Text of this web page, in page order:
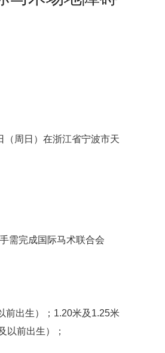
（周日）在浙江省宁波市天
需完成国际马术联合会
前出生）；1.20米及1.25米
以前出生）；